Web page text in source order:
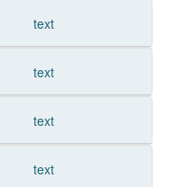
text
text
text
text